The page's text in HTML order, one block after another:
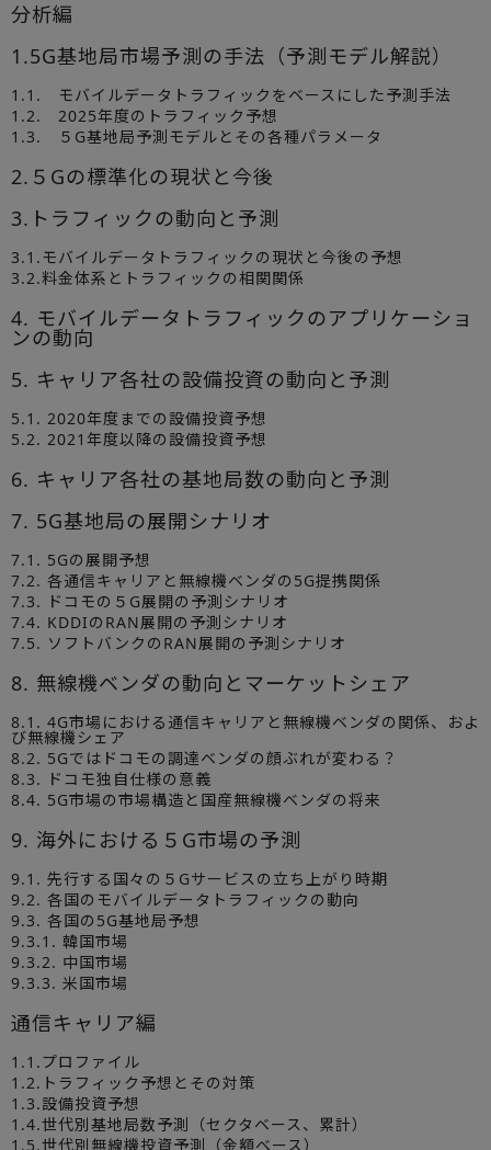
分析編
1.5G基地局市場予測の手法（予測モデル解説）
1.1. モバイルデータトラフィックをベースにした予測手法
1.2. 2025年度のトラフィック予想
1.3. ５G基地局予測モデルとその各種パラメータ
2.５Gの標準化の現状と今後
3.トラフィックの動向と予測
3.1.モバイルデータトラフィックの現状と今後の予想
3.2.料金体系とトラフィックの相関関係
4. モバイルデータトラフィックのアプリケーショ
ンの動向
5. キャリア各社の設備投資の動向と予測
5.1. 2020年度までの設備投資予想
5.2. 2021年度以降の設備投資予想
6. キャリア各社の基地局数の動向と予測
7. 5G基地局の展開シナリオ
7.1. 5Gの展開予想
7.2. 各通信キャリアと無線機ベンダの5G提携関係
7.3. ドコモの５G展開の予測シナリオ
7.4. KDDIのRAN展開の予測シナリオ
7.5. ソフトバンクのRAN展開の予測シナリオ
8. 無線機ベンダの動向とマーケットシェア
8.1. 4G市場における通信キャリアと無線機ベンダの関係、およ
び無線機シェア
8.2. 5Gではドコモの調達ベンダの顔ぶれが変わる？
8.3. ドコモ独自仕様の意義
8.4. 5G市場の市場構造と国産無線機ベンダの将来
9. 海外における５G市場の予測
9.1. 先行する国々の５Gサービスの立ち上がり時期
9.2. 各国のモバイルデータトラフィックの動向
9.3. 各国の5G基地局予想
9.3.1. 韓国市場
9.3.2. 中国市場
9.3.3. 米国市場
通信キャリア編
1.1.プロファイル
1.2.トラフィック予想とその対策
1.3.設備投資予想
1.4.世代別基地局数予測（セクタベース、累計）
1.5.世代別無線機投資予測（金額ベース）